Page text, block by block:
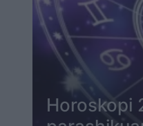
Horoskopi